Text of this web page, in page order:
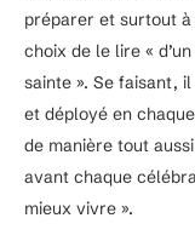
préparer et surtout
choix de le lire «
sainte ». Se faisant,
et déployé en
de manière tout
avant chaque
mieux vivre ».